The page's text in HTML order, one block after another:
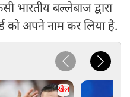
भारतीय बल्लेबाज द्वारा
को अपने नाम कर लिया है.
खेल